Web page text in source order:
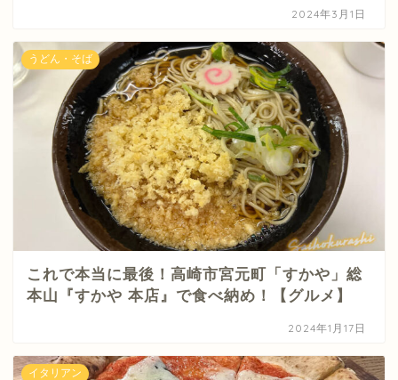
2024年3月1日
うどん・そば
これで本当に最後！高崎市宮元町「すかや」総
本山『すかや 本店』で食べ納め！【グルメ】
2024年1月17日
イタリアン